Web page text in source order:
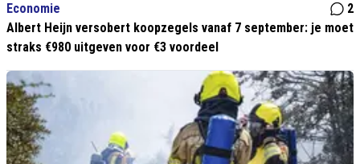
Economie
2
Albert Heijn versobert koopzegels vanaf 7 september: je moet
straks €980 uitgeven voor €3 voordeel